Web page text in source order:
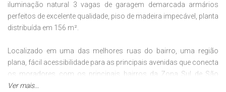
iluminação natural 3 vagas de garagem demarcada armários
perfeitos de excelente qualidade, piso de madeira impecável, planta
distribuída em 156 m².
Localizado em uma das melhores ruas do bairro, uma região
plana, fácil acessibilidade para as principais avenidas que conecta
os moradores com os principais bairros da Zona Sul de São
Paulo.
Ver mais...